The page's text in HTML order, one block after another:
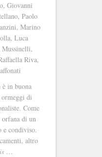
Giovanni
Paolo
Marino
Luca
Mussinelli,
Riva,
è in buona
di
Come
orfana di un
e condiviso.
altro
…